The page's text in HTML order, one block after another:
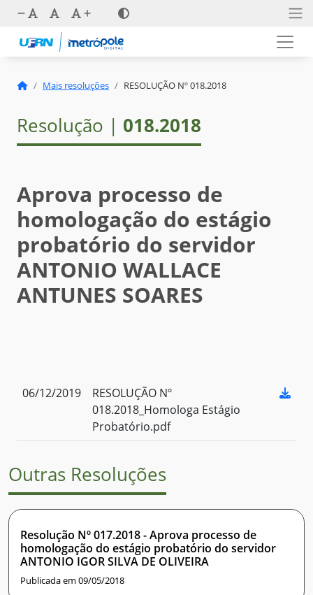
Mais resoluções RESOLUÇÃO Nº 018.2018
Resolução | 018.2018
Aprova processo de
homologação do estágio
probatório do servidor
ANTONIO WALLACE
ANTUNES SOARES
06/12/2019
RESOLUÇÃO Nº
018.2018_Homologa Estágio
Probatório.pdf
Outras Resoluções
Resolução Nº 017.2018 - Aprova processo de
homologação do estágio probatório do servidor
ANTONIO IGOR SILVA DE OLIVEIRA
Publicada em 09/05/2018